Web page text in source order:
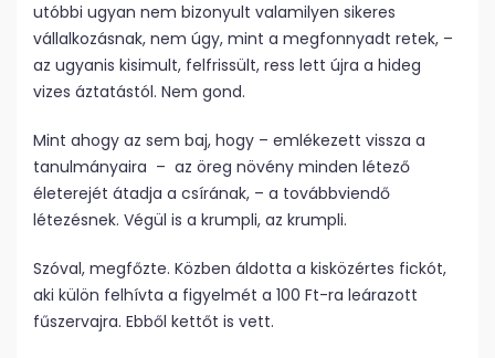
utóbbi ugyan nem bizonyult valamilyen sikeres
vállalkozásnak, nem úgy, mint a megfonnyadt retek, –
az ugyanis kisimult, felfrissült, ress lett újra a hideg
vizes áztatástól. Nem gond.
Mint ahogy az sem baj, hogy – emlékezett vissza a
tanulmányaira – az öreg növény minden létező
életerejét átadja a csírának, – a továbbviendő
létezésnek. Végül is a krumpli, az krumpli.
Szóval, megfőzte. Közben áldotta a kisközértes fickót,
aki külön felhívta a figyelmét a 100 Ft-ra leárazott
fűszervajra. Ebből kettőt is vett.